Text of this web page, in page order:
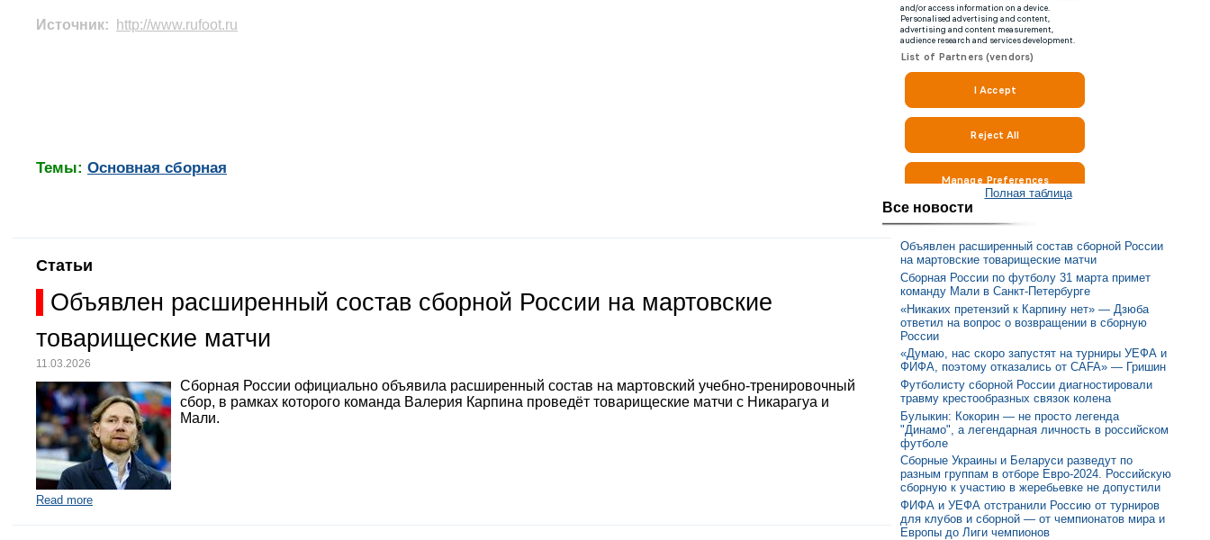
Источник: http://www.rufoot.ru
Темы: Основная сборная
Статьи
Объявлен расширенный состав сборной России на мартовские
товарищеские матчи
11.03.2026
Сборная России официально объявила расширенный состав на мартовский учебно-тренировочный
сбор, в рамках которого команда Валерия Карпина проведёт товарищеские матчи с Никарагуа и
Мали.
Read more
Полная таблица
Все новости
Объявлен расширенный состав сборной России
на мартовские товарищеские матчи
Сборная России по футболу 31 марта примет
команду Мали в Санкт-Петербурге
«Никаких претензий к Карпину нет» — Дзюба
ответил на вопрос о возвращении в сборную
России
«Думаю, нас скоро запустят на турниры УЕФА и
ФИФА, поэтому отказались от CAFA» — Гришин
Футболисту сборной России диагностировали
травму крестообразных связок колена
Булыкин: Кокорин — не просто легенда
"Динамо", а легендарная личность в российском
футболе
Сборные Украины и Беларуси разведут по
разным группам в отборе Евро-2024. Российскую
сборную к участию в жеребьевке не допустили
ФИФА и УЕФА отстранили Россию от турниров
для клубов и сборной — от чемпионатов мира и
Европы до Лиги чемпионов